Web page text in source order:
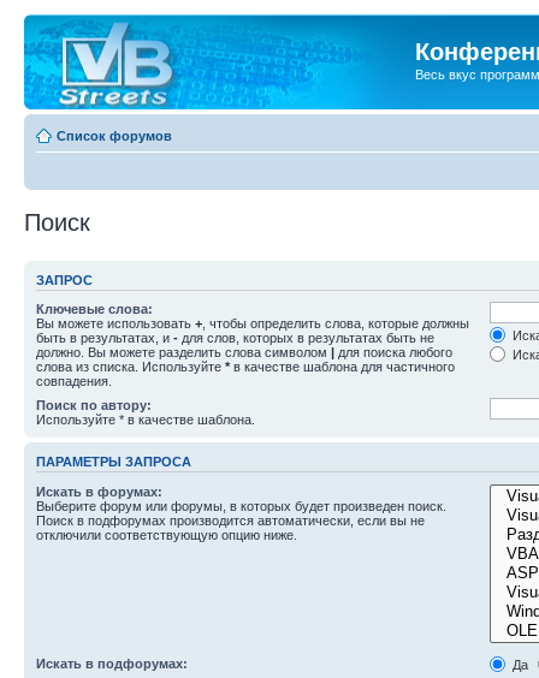
Весь вкус
Список форумов
Поиск
ЗАПРОС
Ключевые слова:
Вы можете использовать + , чтобы определить слова, которые должны
быть в результатах, и - для слов, которых в результатах быть не
должно. Вы можете разделить слова символом | для поиска любого
слова из списка. Используйте * в качестве шаблона для частичного
совпадения.
Поиск по автору:
Используйте * в качестве шаблона.
ПАРАМЕТРЫ ЗАПРОСА
Искать в форумах:
Выберите форум или форумы, в которых будет произведен поиск.
Поиск в подфорумах производится автоматически, если вы не
отключили соответствующую опцию ниже.
Искать в подфорумах:
Да